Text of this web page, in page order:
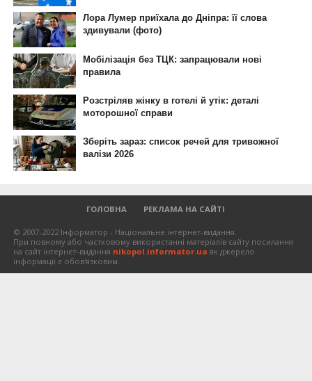
ГОЛОВНА РЕКЛАМА НА САЙТІ
© 2007-2022 Інформатор - Національне інтернет-видання.
При повному або частковому використанні матеріалів сайту посилання
на сайт інтернет-виданняnikopol.informator.uaяк джерело
інформації є обов'язковим.